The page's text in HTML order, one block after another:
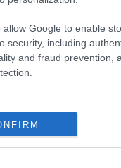
allow Google to enable
security, including
and fraud prevention,